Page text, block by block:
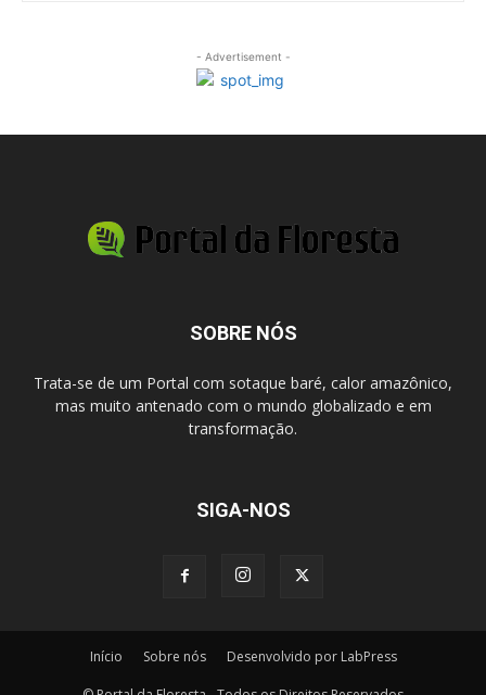
- Advertisement -
SOBRE NÓS
Trata-se de um Portal com sotaque baré, calor amazônico,
mas muito antenado com o mundo globalizado e em
transformação.
SIGA-NOS
Início Sobre nós Desenvolvido por LabPress